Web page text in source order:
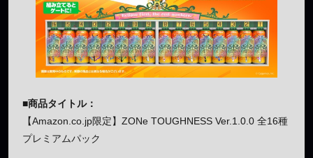
■商品タイトル：
【Amazon.co.jp限定】ZONe TOUGHNESS Ver.1.0.0 全16種
プレミアムパック